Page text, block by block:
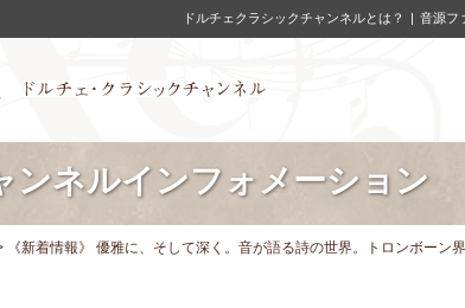
音源フ
ドルチェクラシックチャンネルとは？
ンネルインフォメーション
《新着情報》 優雅に、そして深く。音が語る詩の世界。トロンボーン